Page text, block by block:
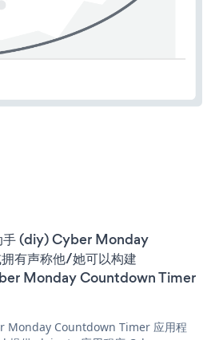
手 (diy) Cyber Monday
有声称他/她可以构建
Monday Countdown Timer
Monday Countdown Timer 应用程